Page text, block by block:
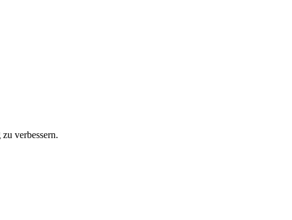
verbessern.